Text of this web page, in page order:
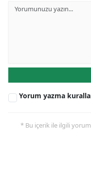
Yorum yazma
* Bu içerik ile ilgili